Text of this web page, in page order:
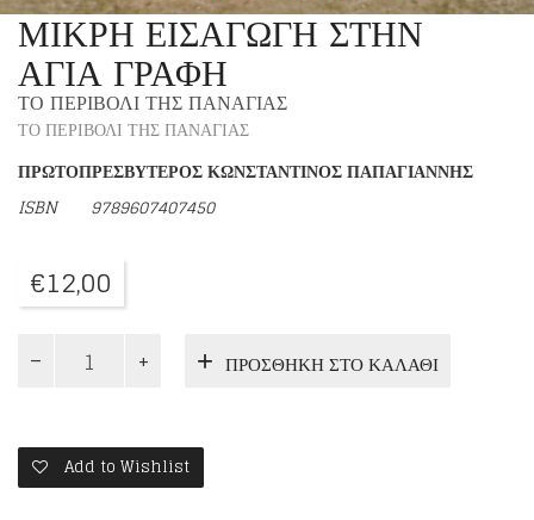
ΜΙΚΡΗ ΕΙΣΑΓΩΓΗ ΣΤΗΝ
ΑΓΙΑ ΓΡΑΦΗ
ΤΟ ΠΕΡΙΒΟΛΙ ΤΗΣ ΠΑΝΑΓΙΑΣ
ΤΟ ΠΕΡΙΒΟΛΙ ΤΗΣ ΠΑΝΑΓΙΑΣ
ΠΡΩΤΟΠΡΕΣΒΥΤΕΡΟΣ ΚΩΝΣΤΑΝΤΙΝΟΣ ΠΑΠΑΓΙΑΝΝΗΣ
ISBN9789607407450
€12,00
ΕΙΣΑΓΩΓΗ
ΓΡΑΦΗ
ποσότητα
ΠΡΟΣΘΉΚΗ ΣΤΟ ΚΑΛΆΘΙ
Add to Wishlist